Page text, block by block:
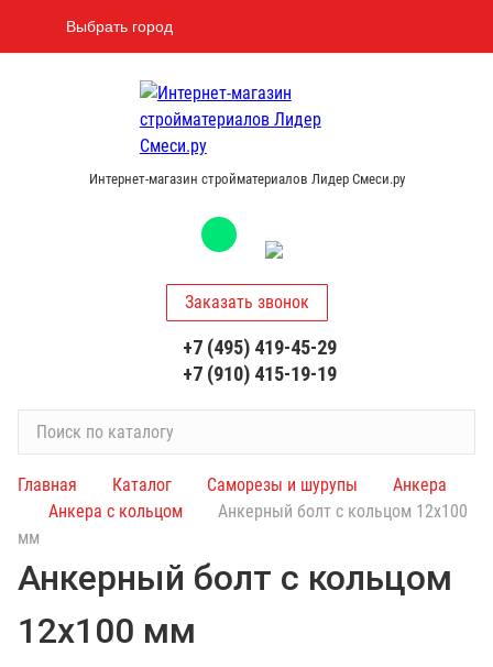
Выбрать город
Интернет-магазин стройматериалов Лидер Смеси.ру
и
о
а
Заказать звонок
+7 (495) 419-45-29
+7 (910) 415-19-19
Главная Каталог Саморезы и шурупы
Анкера
Анкера с кольцом
Анкерный болт с кольцом 12х100
мм
Анкерный болт с кольцом
12х100 мм